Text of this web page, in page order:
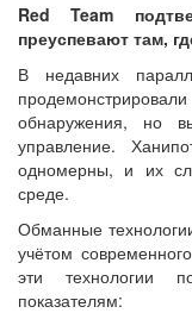
Red Team
преуспевают там,
В недавних
обнаружения, но
управление.
одномерны, и их
среде.
Обманные
учётом
эти технологии
показателям: